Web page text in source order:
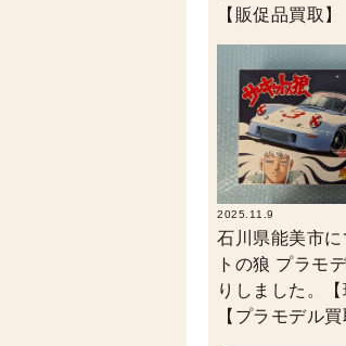
【販促品買取】
2025.11.9
石川県能美市に
トの狼 プラモ
りしました。【
【プラモデル買